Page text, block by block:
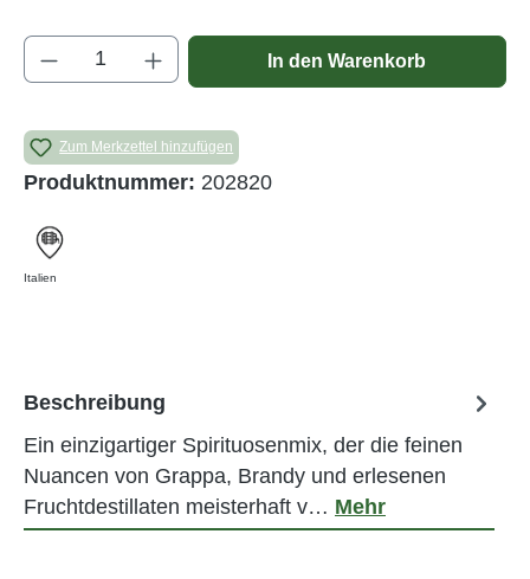
Produkt Anzahl: Gib den gewünschten
In den Warenkorb
Zum Merkzettel hinzufügen
Produktnummer: 202820
Italien
Beschreibung
Ein einzigartiger Spirituosenmix, der die feinen
Nuancen von Grappa, Brandy und erlesenen
Fruchtdestillaten meisterhaft v… Mehr